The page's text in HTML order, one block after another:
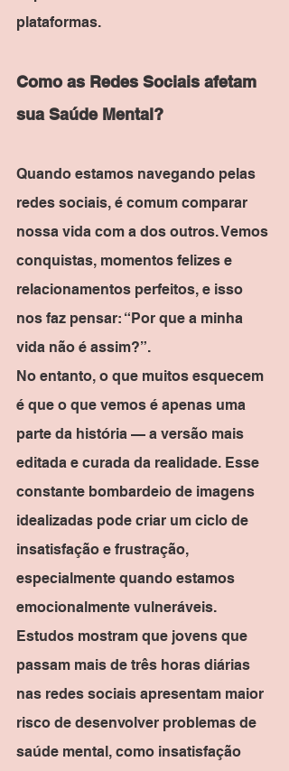
plataformas.
Como as Redes Sociais afetam
sua Saúde Mental?
Quando estamos navegando pelas
redes sociais, é comum comparar
nossa vida com a dos outros. Vemos
conquistas, momentos felizes e
relacionamentos perfeitos, e isso
nos faz pensar: “Por que a minha
vida não é assim?”.
No entanto, o que muitos esquecem
é que o que vemos é apenas uma
parte da história — a versão mais
editada e curada da realidade. Esse
constante bombardeio de imagens
idealizadas pode criar um ciclo de
insatisfação e frustração,
especialmente quando estamos
emocionalmente vulneráveis.
Estudos mostram que jovens que
passam mais de três horas diárias
nas redes sociais apresentam maior
risco de desenvolver problemas de
saúde mental, como insatisfação